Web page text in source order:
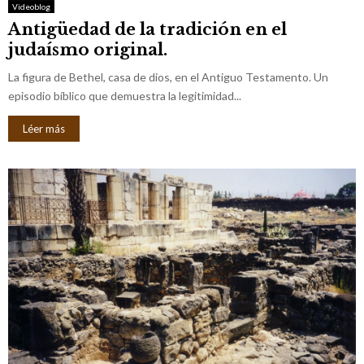
Videoblog
Antigüedad de la tradición en el
judaísmo original.
La figura de Bethel, casa de dios, en el Antiguo Testamento. Un
episodio bíblico que demuestra la legitimidad...
Léer más